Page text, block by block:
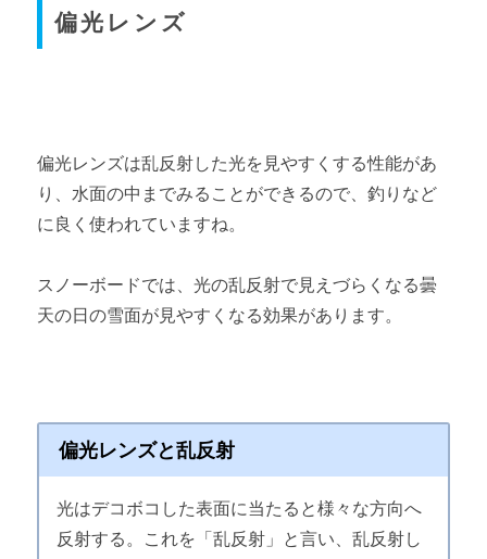
偏光レンズ
偏光レンズは乱反射した光を見やすくする性能があ
り、水面の中までみることができるので、釣りなど
に良く使われていますね。
スノーボードでは、光の乱反射で見えづらくなる曇
天の日の雪面が見やすくなる効果があります。
偏光レンズと乱反射
光はデコボコした表面に当たると様々な方向へ
反射する。これを「乱反射」と言い、乱反射し